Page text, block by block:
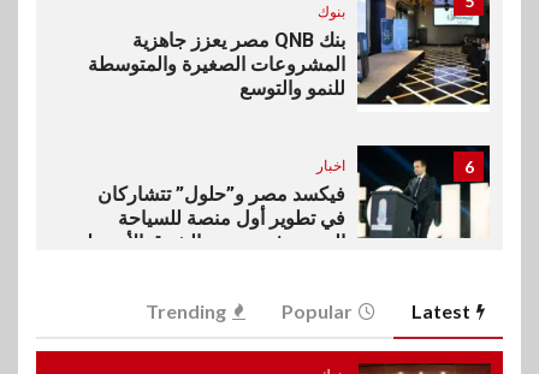
بنوك
بنك QNB مصر يعزز جاهزية
المشروعات الصغيرة والمتوسطة
للنمو والتوسع
6 اخبار
فيكسد مصر و”حلول” تتشاركان
في تطوير أول منصة للسياحة
الصحية في مصر والشرق الأوسط
7
سوق وصلة
Latest
Popular
Trending